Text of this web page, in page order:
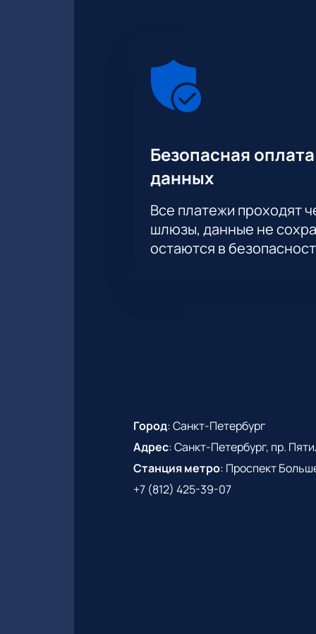
Безопасная
данных
Все платежи проходят
шлюзы, данные не
остаются в
Город:Санкт-Петербург
Адрес:Санкт-Петербург, пр.
Станция метро: Проспект
+7 (812) 425-39-07